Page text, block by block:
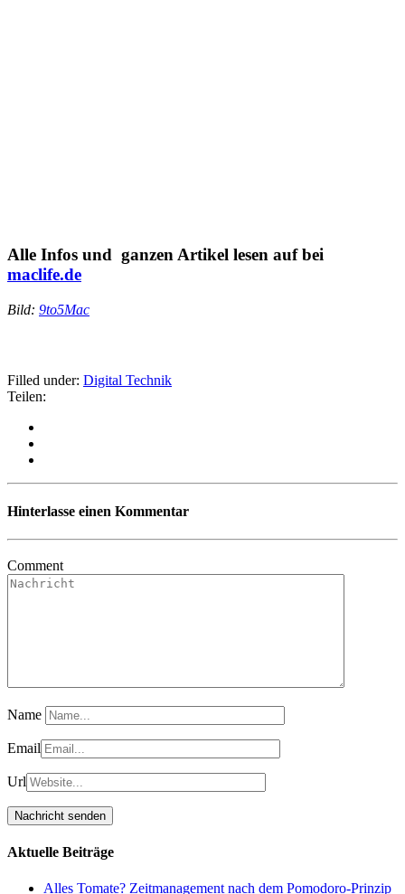
Alle Infos und ganzen Artikel lesen auf bei
maclife.de
Bild: 9to5Mac
Filled under: Digital Technik
Teilen:
Hinterlasse einen Kommentar
Comment
Name
Email
Url
Aktuelle Beiträge
Alles Tomate? Zeitmanagement nach dem Pomodoro-Prinzip